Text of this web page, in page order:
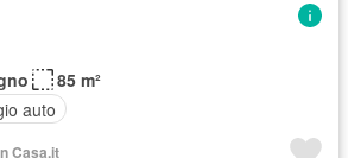
85 m²
auto
Casa.it